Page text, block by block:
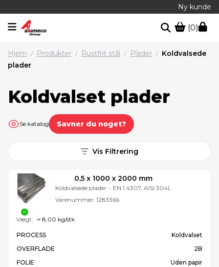
Ny kunde
(0)
Hjem / Produkter / Rustfrit stål / Plader / Koldvalsede
plader
Koldvalset plader
Se katalog Savner du noget?
Vis Filtrering
0,5 x 1000 x 2000 mm
Koldvalsede plader - EN 1.4307, AISI 304L
Varenummer: 1283366
PROCESS
Koldvalset
OVERFLADE
2B
FOLIE
Uden papir
Vægt: ≈ 8,00 kg/stk